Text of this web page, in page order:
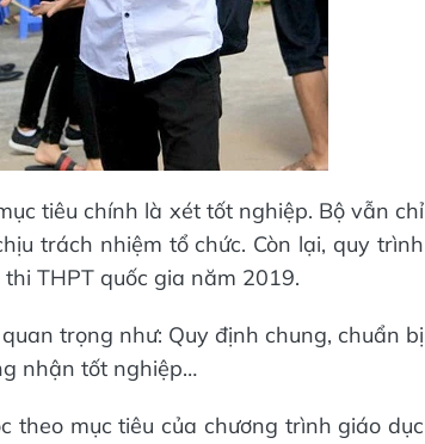
tiêu chính là xét tốt nghiệp. Bộ vẫn chỉ
trách nhiệm tổ chức. Còn lại, quy trình
THPT quốc gia năm 2019.
trọng như: Quy định chung, chuẩn bị
nhận tốt nghiệp…
theo mục tiêu của chương trình giáo dục